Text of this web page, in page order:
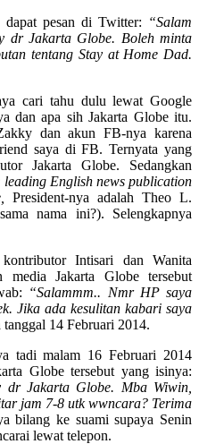
pesan di Twitter: “Salam
dr Jakarta Globe. Boleh minta
tentang Stay at Home Dad.
cari tahu dulu lewat Google
dan apa sih Jakarta Globe itu.
dan akun FB-nya karena
saya di FB. Ternyata yang
Jakarta Globe. Sedangkan
leading English news publication
President-nya adalah Theo L.
nama ini?). Selengkapnya
Intisari dan Wanita
media Jakarta Globe tersebut
“Salammm.. Nmr HP saya
Jika ada kesulitan kabari saya
14 Februari 2014.
tadi malam 16 Februari 2014
Globe tersebut yang isinya:
dr Jakarta Globe. Mba Wiwin,
jam 7-8 utk wwncara? Terima
bilang ke suami supaya Senin
lewat telepon.